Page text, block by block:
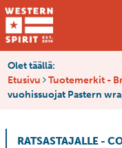
Olet täällä:
Etusivu
Tuotemerkit -
vuohissuojat Pastern
RATSASTAJALLE -